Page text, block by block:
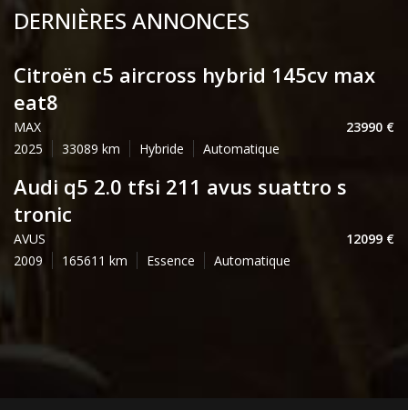
DERNIÈRES ANNONCES
citroën c5 aircross hybrid 145cv max
eat8
MAX
23990
2025
33089 Hybride Automatique
audi q5 2.0 tfsi 211 avus suattro s
tronic
AVUS
12099
2009
165611 Essence Automatique